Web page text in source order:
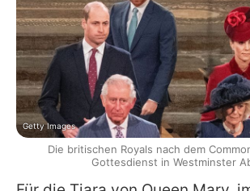
Getty Images
Die britischen Royals nach dem
Gottesdienst in Westminster